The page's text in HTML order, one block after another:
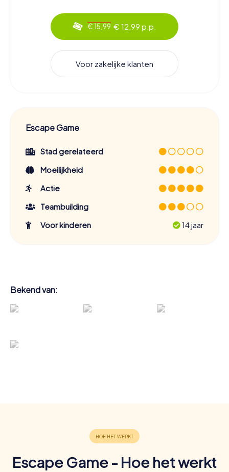
€ 15,99 € 12,99 p.p.
Voor zakelijke klanten
Escape Game
Stad gerelateerd
Moeilijkheid
Actie
Teambuilding
Voor kinderen
14 jaar
Bekend van:
Escape Game - Hoe het werkt